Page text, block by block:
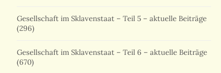
Gesellschaft im Sklavenstaat – Teil 5 – aktuelle Beiträge
(296)
Gesellschaft im Sklavenstaat – Teil 6 – aktuelle Beiträge
(670)